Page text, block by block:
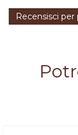
Recensisci